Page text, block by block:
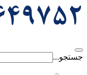
جستجو...